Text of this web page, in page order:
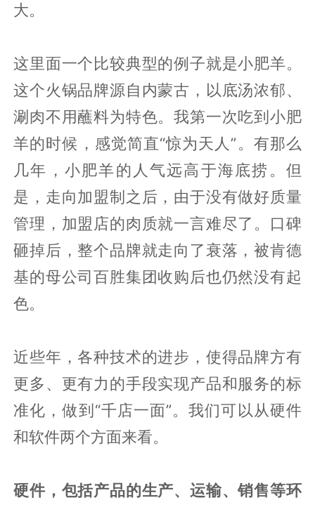
大。
这里面一个比较典型的例子就是小肥羊。
这个火锅品牌源自内蒙古，以底汤浓郁、
涮肉不用蘸料为特色。我第一次吃到小肥
羊的时候，感觉简直“惊为天人”。有那么
几年，小肥羊的人气远高于海底捞。但
是，走向加盟制之后，由于没有做好质量
管理，加盟店的肉质就一言难尽了。口碑
砸掉后，整个品牌就走向了衰落，被肯德
基的母公司百胜集团收购后也仍然没有起
色。
近些年，各种技术的进步，使得品牌方有
更多、更有力的手段实现产品和服务的标
准化，做到“千店一面”。我们可以从硬件
和软件两个方面来看。
硬件，包括产品的生产、运输、销售等环